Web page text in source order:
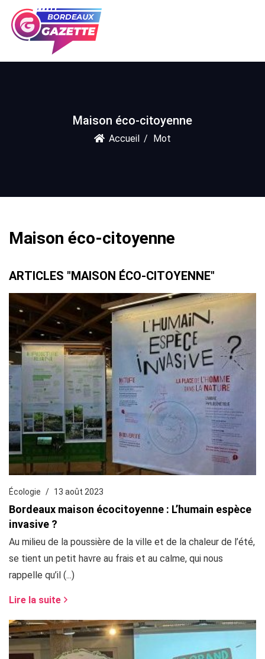
Maison éco-citoyenne
Accueil Mot
Maison éco-citoyenne
ARTICLES "MAISON ÉCO-CITOYENNE"
Écologie 13 août 2023
Bordeaux maison écocitoyenne : L’humain espèce
invasive ?
Au milieu de la poussière de la ville et de la chaleur de l’été,
se tient un petit havre au frais et au calme, qui nous
rappelle qu’il (...)
Lire la suite